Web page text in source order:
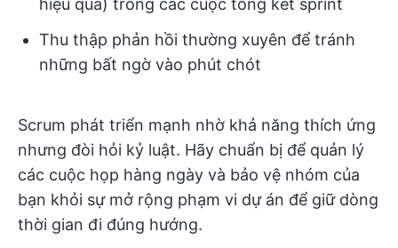
hiệu quả) trong các cuộc tổng kết sprint
Thu thập phản hồi thường xuyên để tránh
những bất ngờ vào phút chót
Scrum phát triển mạnh nhờ khả năng thích ứng
nhưng đòi hỏi kỷ luật. Hãy chuẩn bị để quản lý
các cuộc họp hàng ngày và bảo vệ nhóm của
bạn khỏi sự mở rộng phạm vi dự án để giữ dòng
thời gian đi đúng hướng.